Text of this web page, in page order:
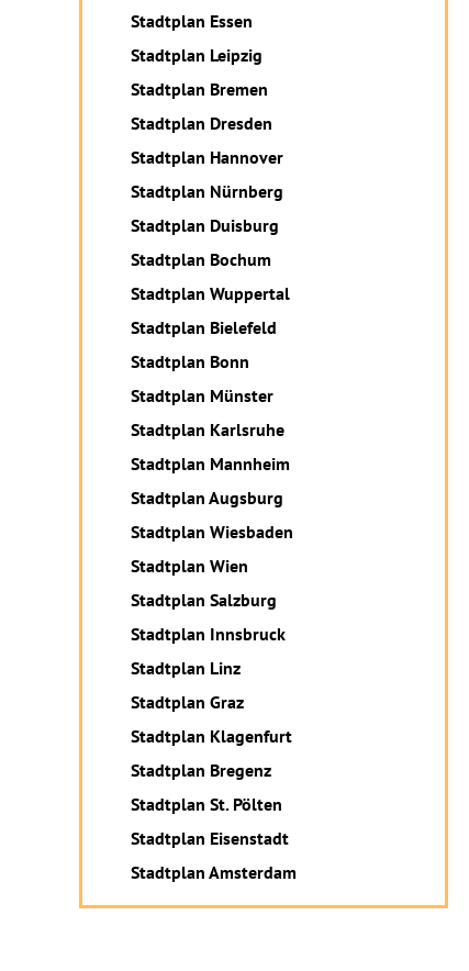
Stadtplan Essen
Stadtplan Leipzig
Stadtplan Bremen
Stadtplan Dresden
Stadtplan Hannover
Stadtplan Nürnberg
Stadtplan Duisburg
Stadtplan Bochum
Stadtplan Wuppertal
Stadtplan Bielefeld
Stadtplan Bonn
Stadtplan Münster
Stadtplan Karlsruhe
Stadtplan Mannheim
Stadtplan Augsburg
Stadtplan Wiesbaden
Stadtplan Wien
Stadtplan Salzburg
Stadtplan Innsbruck
Stadtplan Linz
Stadtplan Graz
Stadtplan Klagenfurt
Stadtplan Bregenz
Stadtplan St. Pölten
Stadtplan Eisenstadt
Stadtplan Amsterdam